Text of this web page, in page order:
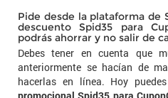
Pide desde la plataforma de
descuento Spid35 para
podrás ahorrar y no salir de
Debes tener en cuenta que
anteriormente se hacían de
hacerlas en línea. Hoy